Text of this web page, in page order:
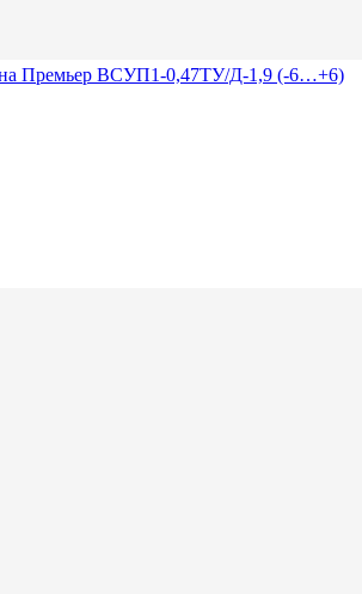
Премьер ВСУП1-0,47ТУ/Д-1,9 (-6…+6)